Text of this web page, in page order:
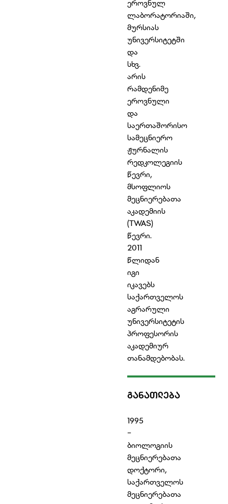
ეროვნულ
ლაბორატორიაში,
მურსიას
უნივერსიტეტში
და
სხვ.
არის
რამდენიმე
ეროვნული
და
საერთაშორისო
სამეცნიერო
ჟურნალის
რედკოლეგიის
წევრი,
მსოფლიოს
მეცნიერებათა
აკადემიის
(TWAS)
წევრი.
2011
წლიდან
იგი
იკავებს
საქართველოს
აგრარული
უნივერსიტეტის
პროფესორის
აკადემიურ
თანამდებობას.
ᲒᲐᲜᲐᲗᲚᲔᲑᲐ
1995
-
ბიოლოგიის
მეცნიერებათა
დოქტორი,
საქართველოს
მეცნიერებათა